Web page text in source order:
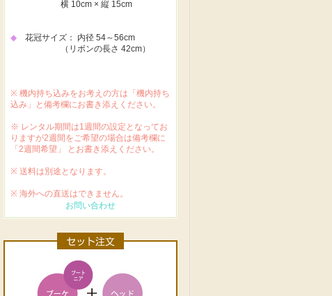
横 10cm × 縦 15cm
◆ 花冠サイズ： 内径 54～56cm
（リボンの長さ 42cm）
※ 機内持ち込みをお考えの方は「機内持ち
込み」と備考欄にお書き添えください。
※ レンタル期間は1週間の設定となってお
りますが2週間をご希望の場合は備考欄に
「2週間希望」 とお書き添えください。
※ 送料は別途となります。
※ 海外への直送はできません。
お問い合わせ